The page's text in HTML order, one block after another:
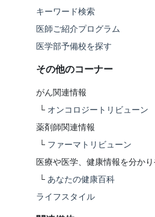
キーワード検索
医師ご紹介プログラム
医学部予備校を探す
その他のコーナー
がん関連情報
└ オンコロジートリビューン
薬剤師関連情報
└ ファーマトリビューン
医療や医学、健康情報を分か
└ あなたの健康百科
ライフスタイル